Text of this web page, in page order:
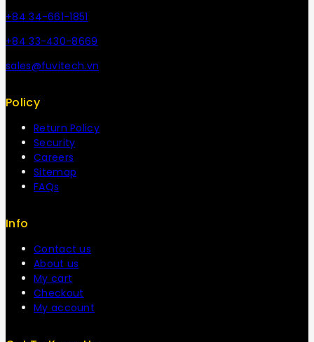
+84 34-661-1851
+84 33-430-8669
sales@fuvitech.vn
Policy
Return Policy
Security
Careers
Sitemap
FAQs
Info
Contact us
About us
My cart
Checkout
My account